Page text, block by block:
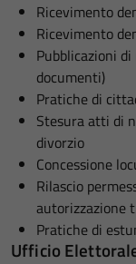
Ricevimento
Ricevimento
Pubblicazioni
documenti)
Pratiche di
Stesura atti di
divorzio
Concessione
Rilascio
autorizzazione
Pratiche di
Ufficio